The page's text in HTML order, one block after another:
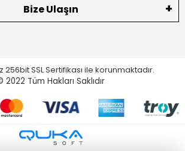
Bize Ulaşın
256bit SSL Sertifikası ile korunmaktadır.
2022 Tüm Hakları Saklıdır